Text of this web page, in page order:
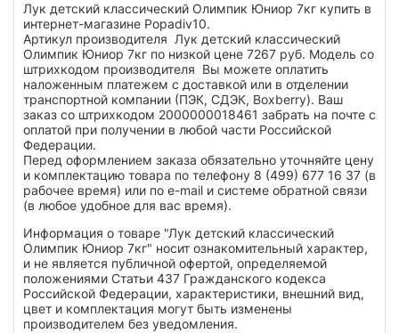
Лук детский классический Олимпик Юниор 7кг купить в
интернет-магазине Popadiv10.
Артикул производителя Лук детский классический
Олимпик Юниор 7кг по низкой цене 7267 руб. Модель со
штрихкодом производителя Вы можете оплатить
наложенным платежем с доставкой или в отделении
транспортной компании (ПЭК, СДЭК, Boxberry). Ваш
заказ со штрихкодом 2000000018461 забрать на почте с
оплатой при получении в любой части Российской
Федерации.
Перед оформлением заказа обязательно уточняйте цену
и комплектацию товара по телефону 8 (499) 677 16 37 (в
рабочее время) или по e-mail и системе обратной связи
(в любое удобное для вас время).
Информация о товаре "Лук детский классический
Олимпик Юниор 7кг" носит ознакомительный характер,
и не является публичной офертой, определяемой
положениями Статьи 437 Гражданского кодекса
Российской Федерации, характеристики, внешний вид,
цвет и комплектация могут быть изменены
производителем без уведомления.